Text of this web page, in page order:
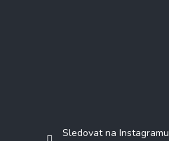
Sledovat na Instagramu